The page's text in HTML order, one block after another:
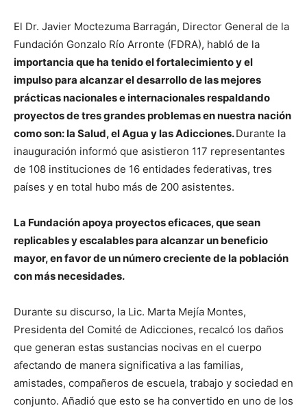
El Dr. Javier Moctezuma Barragán, Director General de la
Fundación Gonzalo Río Arronte (FDRA), habló de la
importancia que ha tenido el fortalecimiento y el
impulso para alcanzar el desarrollo de las mejores
prácticas nacionales e internacionales respaldando
proyectos de tres grandes problemas en nuestra nación
como son: la Salud, el Agua y las Adicciones.Durante la
inauguración informó que asistieron 117 representantes
de 108 instituciones de 16 entidades federativas, tres
países y en total hubo más de 200 asistentes.
La Fundación apoya proyectos eficaces, que sean
replicables y escalables para alcanzar un beneficio
mayor, en favor de un número creciente de la población
con más necesidades.
Durante su discurso, la Lic. Marta Mejía Montes,
Presidenta del Comité de Adicciones, recalcó los daños
que generan estas sustancias nocivas en el cuerpo
afectando de manera significativa a las familias,
amistades, compañeros de escuela, trabajo y sociedad en
conjunto. Añadió que esto se ha convertido en uno de los